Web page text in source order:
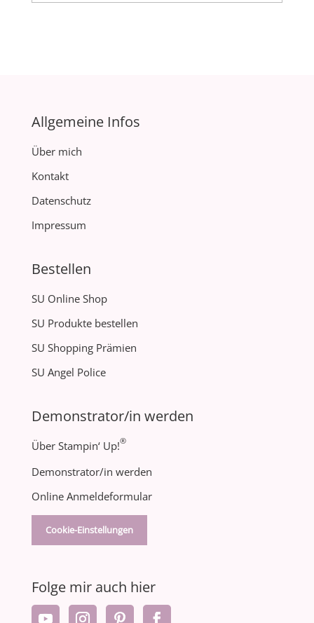
Allgemeine Infos
Über mich
Kontakt
Datenschutz
Impressum
Bestellen
SU Online Shop
SU Produkte bestellen
SU Shopping Prämien
SU Angel Police
Demonstrator/in werden
Über Stampin‘ Up!®
Demonstrator/in werden
Online Anmeldeformular
Cookie-Einstellungen
Folge mir auch hier